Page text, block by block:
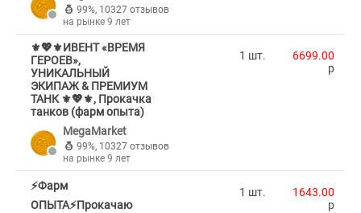
99%, 10327 отзывов
на рынке 9 лет
⚜️💖⚜️ИВЕНТ «ВРЕМЯ
ГЕРОЕВ»,
УНИКАЛЬНЫЙ
ЭКИПАЖ & ПРЕМИУМ
ТАНК ⚜️💖⚜️, Прокачка
танков (фарм опыта)
MegaMarket
99%, 10327 отзывов
на рынке 9 лет
1 шт.
6699.00
p
⚡️Фарм
ОПЫТА⚡️Прокачаю
1 шт.
1643.00
p